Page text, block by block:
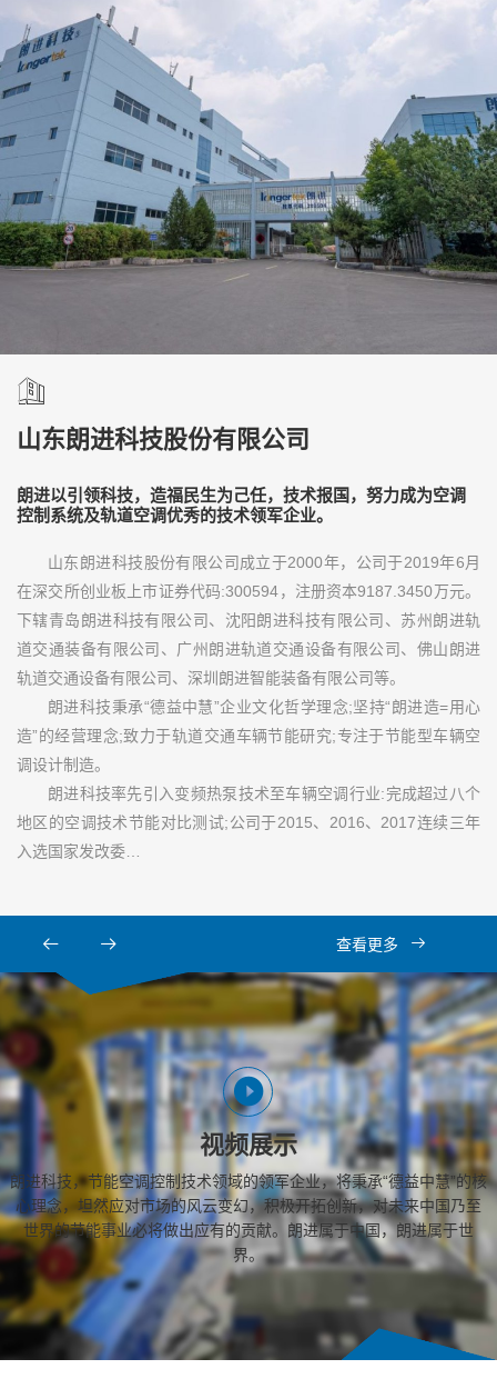
山东朗进科技股份有限公司
朗进以引领科技，造福民生为己任，技术报国，努力成为空调
控制系统及轨道空调优秀的技术领军企业。
山东朗进科技股份有限公司成立于2000年，公司于2019年6月
在深交所创业板上市证券代码:300594，注册资本9187.3450万元。
下辖青岛朗进科技有限公司、沈阳朗进科技有限公司、苏州朗进轨
道交通装备有限公司、广州朗进轨道交通设备有限公司、佛山朗进
轨道交通设备有限公司、深圳朗进智能装备有限公司等。
朗进科技秉承“德益中慧”企业文化哲学理念;坚持“朗进造=用心
造”的经营理念;致力于轨道交通车辆节能研究;专注于节能型车辆空
调设计制造。
朗进科技率先引入变频热泵技术至车辆空调行业:完成超过八个
地区的空调技术节能对比测试;公司于2015、2016、2017连续三年
入选国家发改委…
查看更多
视频展示
朗进科技，节能空调控制技术领域的领军企业，将秉承“德益中慧”的核
心理念，坦然应对市场的风云变幻，积极开拓创新，对未来中国乃至
世界的节能事业必将做出应有的贡献。朗进属于中国，朗进属于世
界。